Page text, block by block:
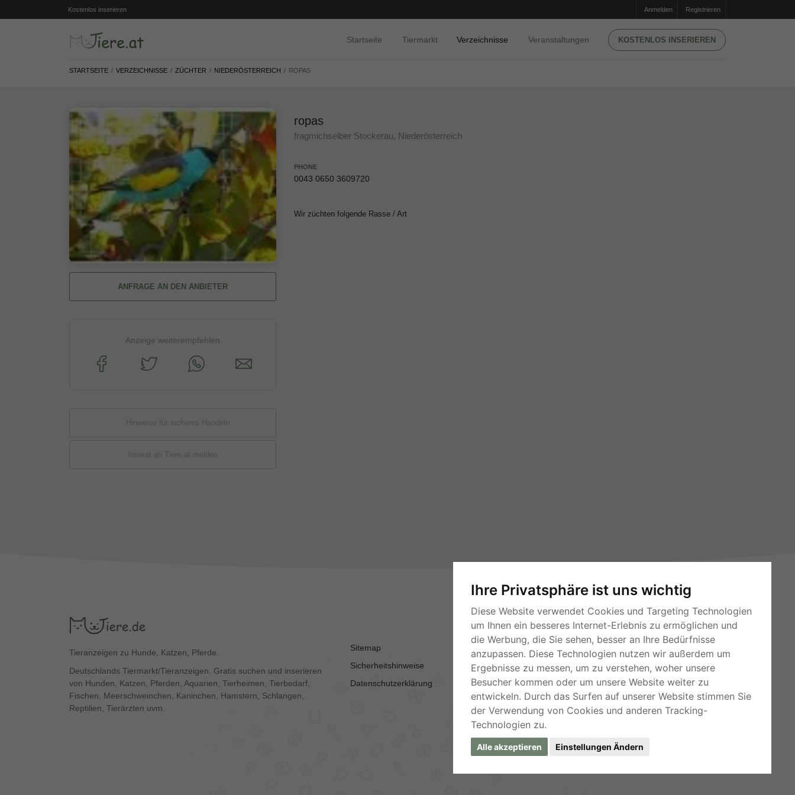
Ihre Privatsphäre ist uns wichtig
Diese Website verwendet Cookies und Targeting Technologien
um Ihnen ein besseres Internet-Erlebnis zu ermöglichen und
die Werbung, die Sie sehen, besser an Ihre Bedürfnisse
anzupassen. Diese Technologien nutzen wir außerdem um
Ergebnisse zu messen, um zu verstehen, woher unsere
Besucher kommen oder um unsere Website weiter zu
entwickeln. Durch das Surfen auf unserer Website stimmen Sie
der Verwendung von Cookies und anderen Tracking-
Technologien zu.
Alle akzeptieren Einstellungen Ändern
Kostenlos inserieren Anmelden Registrieren
Startseite Tiermarkt Verzeichnisse Veranstaltungen KOSTENLOS INSERIEREN
STARTSEITE VERZEICHNISSE ZÜCHTER NIEDERÖSTERREICH ROPAS
ANFRAGE AN DEN ANBIETER
Anzeige weiterempfehlen
Hinweise für sicheres Handeln
Inserat an Tiere.at melden
ropas
fragmichselber Stockerau, Niederösterreich
PHONE
0043 0650 3609720
Wir züchten folgende Rasse / Art
Tieranzeigen zu Hunde, Katzen, Pferde.
Deutschlands Tiermarkt/Tieranzeigen. Gratis suchen und inserieren
von Hunden, Katzen, Pferden, Aquarien, Tierheimen, Tierbedarf,
Fischen, Meerschweinchen, Kaninchen, Hamstern, Schlangen,
Reptilien, Tierärzten uvm.
Sitemap
Sicherheitshinweise
Datenschutzerklärung
Kontakt
Impressum
Für Webmaster
Kleinanzeigen-Österreich